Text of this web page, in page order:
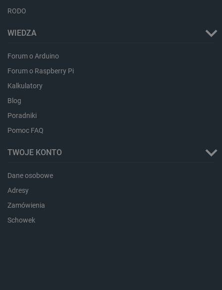
RODO
WIEDZA
Forum o Arduino
Forum o Raspberry Pi
Kalkulatory
Blog
Poradniki
Pomoc FAQ
TWOJE KONTO
Dane osobowe
Adresy
Zamówienia
Schowek
isListDisplay